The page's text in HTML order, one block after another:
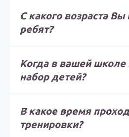
С какого возраста
ребят?
Когда в вашей школе
набор детей?
В какое время
тренировки?